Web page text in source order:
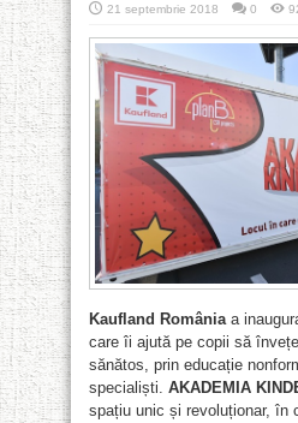
21 septembrie 2018
0
Kaufland Româniaa
care îi ajută pe copii să
sănătos, prin educație
specialiști. AKADEMIA
spațiu unic și revoluționar, în